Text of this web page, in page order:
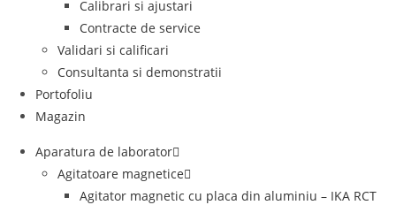
Calibrari si ajustari
Contracte de service
Validari si calificari
Consultanta si demonstratii
Portofoliu
Magazin
Aparatura de laborator
Agitatoare magnetice
Agitator magnetic cu placa din aluminiu – IKA RCT